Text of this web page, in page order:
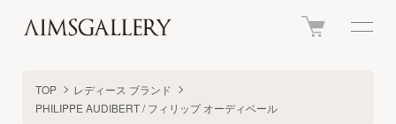
TOP
レディース ブランド
PHILIPPE AUDIBERT / フィリップ オーディベール